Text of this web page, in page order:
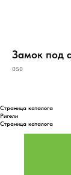
Замок под
050
Страница каталога
Ригели
Страница каталога